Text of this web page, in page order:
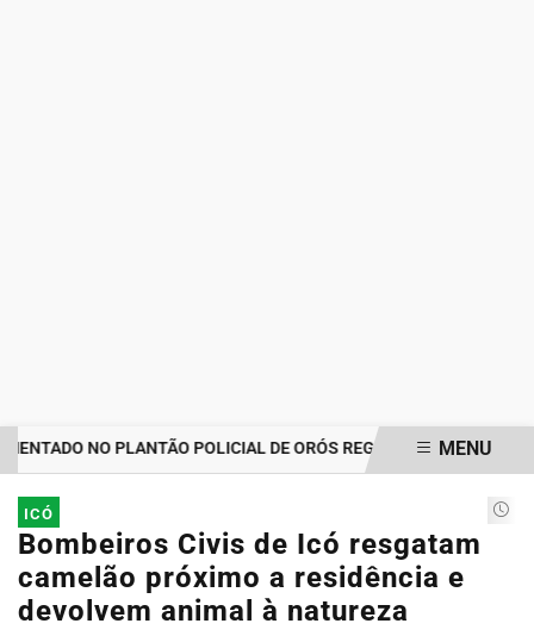
NO PLANTÃO POLICIAL DE ORÓS REGISTRA IMPORTUNAÇÃO
MENU
ICÓ
Bombeiros Civis de Icó resgatam
camelão próximo a residência e
devolvem animal à natureza